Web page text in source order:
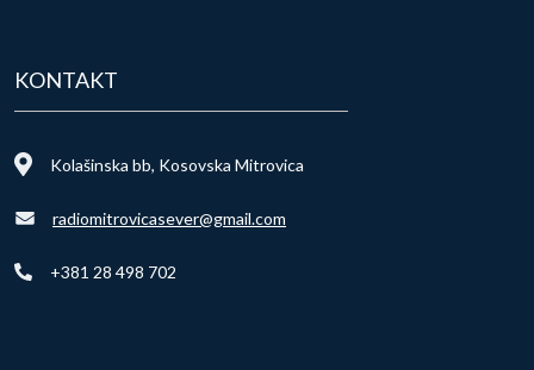
KONTAKT
Kolašinska bb, Kosovska Mitrovica
radiomitrovicasever@gmail.com
+381 28 498 702